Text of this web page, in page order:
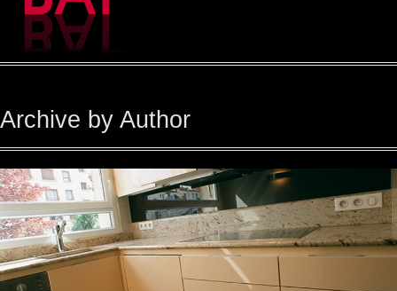
Archive by Author